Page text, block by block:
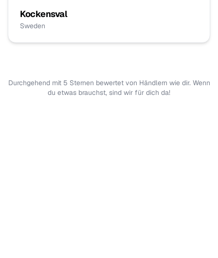
Kockensval
Sweden
Durchgehend mit 5 Sternen bewertet von Händlern wie dir. Wenn
du etwas brauchst, sind wir für dich da!